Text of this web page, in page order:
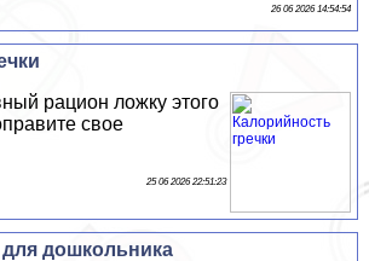
26 06 2026 14:54:54
рацион ложку этого
свое
25 06 2026 22:51:23
дошкольника